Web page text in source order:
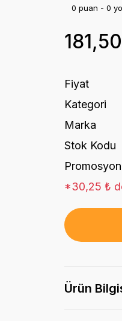
0 puan - 0
Fiyat
Kategori
Marka
Stok Kodu
Promosyon
*30,25 ₺
Ürün